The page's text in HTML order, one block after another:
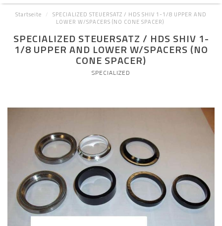
Startseite /
SPECIALIZED STEUERSATZ / HDS SHIV 1-1/8 UPPER AND
LOWER W/SPACERS (NO CONE SPACER)
SPECIALIZED STEUERSATZ / HDS SHIV 1-
1/8 UPPER AND LOWER W/SPACERS (NO
CONE SPACER)
SPECIALIZED